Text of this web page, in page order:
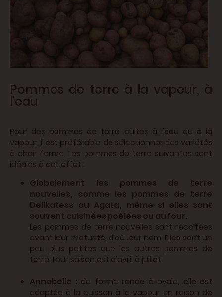
Pommes de terre à la vapeur, à
l'eau
Pour des pommes de terre cuites à l'eau ou à la
vapeur, il est préférable de sélectionner des variétés
à chair ferme. Les pommes de terre suivantes sont
idéales à cet effet :
Globalement les pommes de terre
nouvelles, comme les pommes de terre
Delikatess ou Agata, même si elles sont
souvent cuisinées poêlées ou au four.
Les pommes de terre nouvelles sont récoltées
avant leur maturité, d'où leur nom. Elles sont un
peu plus petites que les autres pommes de
terre. Leur saison est d'avril à juillet.
Annabelle : de forme ronde à ovale, elle est
adaptée à la cuisson à la vapeur en raison de